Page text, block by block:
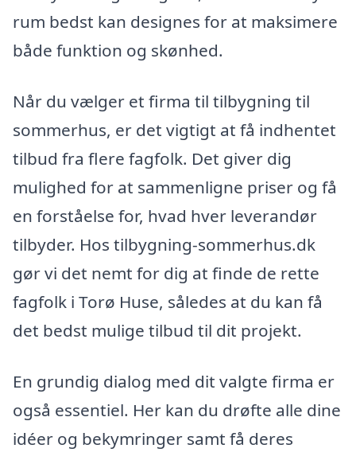
rum bedst kan designes for at maksimere
både funktion og skønhed.
Når du vælger et firma til tilbygning til
sommerhus, er det vigtigt at få indhentet
tilbud fra flere fagfolk. Det giver dig
mulighed for at sammenligne priser og få
en forståelse for, hvad hver leverandør
tilbyder. Hos tilbygning-sommerhus.dk
gør vi det nemt for dig at finde de rette
fagfolk i Torø Huse, således at du kan få
det bedst mulige tilbud til dit projekt.
En grundig dialog med dit valgte firma er
også essentiel. Her kan du drøfte alle dine
idéer og bekymringer samt få deres